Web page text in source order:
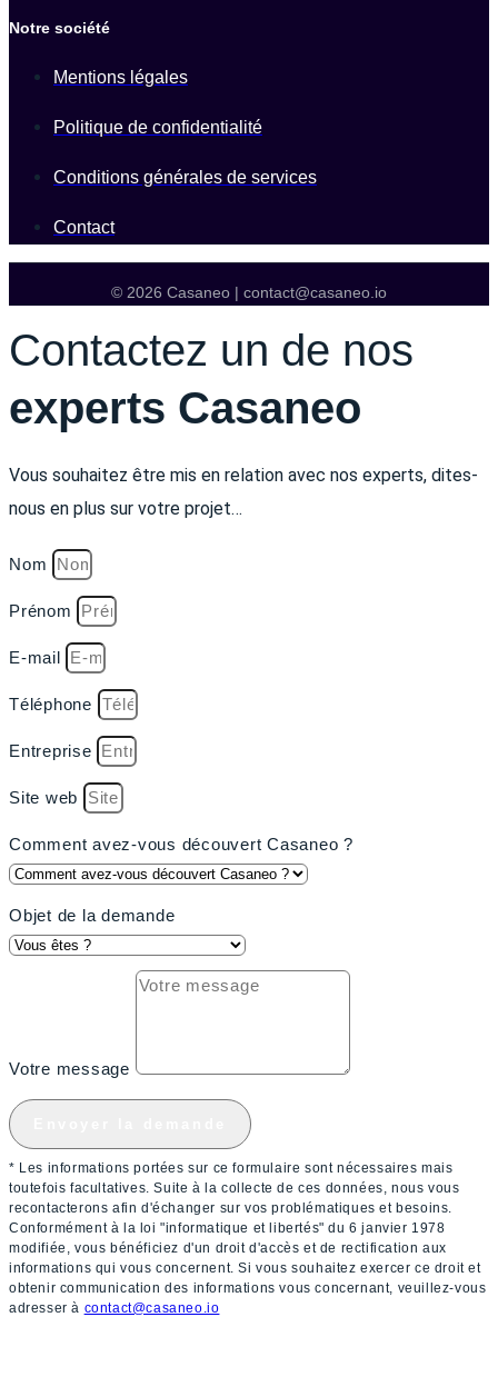
Notre société
Mentions légales
Politique de confidentialité
Conditions générales de services
Contact
© 2026 Casaneo | contact@casaneo.io
Contactez un de nos
experts Casaneo
Vous souhaitez être mis en relation avec nos experts, dites-
nous en plus sur votre projet…
Nom
Prénom
E-mail
Téléphone
Entreprise
Site web
Comment avez-vous découvert Casaneo ?
Objet de la demande
Votre message
* Les informations portées sur ce formulaire sont nécessaires mais
toutefois facultatives. Suite à la collecte de ces données, nous vous
recontacterons afin d'échanger sur vos problématiques et besoins.
Conformément à la loi "informatique et libertés" du 6 janvier 1978
modifiée, vous bénéficiez d'un droit d'accès et de rectification aux
informations qui vous concernent. Si vous souhaitez exercer ce droit et
obtenir communication des informations vous concernant, veuillez-vous
adresser à contact@casaneo.io